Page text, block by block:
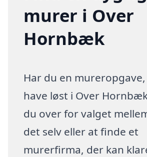
murer i Over
Hornbæk
Har du en
have løst i Over
du over for valget
det selv eller at finde et
murerfirma, der kan